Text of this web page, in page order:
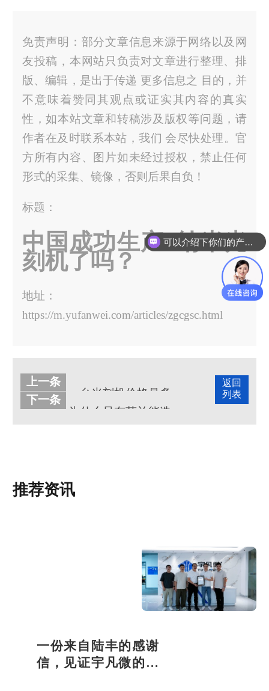
免责声明：部分文章信息来源于网络以及网
友投稿，本网站只负责对文章进行整理、排
版、编辑，是出于传递 更多信息之 目的，并
不意味着赞同其观点或证实其内容的真实
性，如本站文章和转稿涉及版权等问题，请
作者在及时联系本站，我们 会尽快处理。官
方所有内容、图片如未经过授权，禁止任何
形式的采集、镜像，否则后果自负！
标题：
中国成功生产5纳米光
刻机了吗？
地址：
https://m.yufanwei.com/articles/zgcgsc.html
返回
列表
上一条
下一条
推荐资讯
一份来自陆丰的感谢
信，见证宇凡微的社
可以介绍下你们的产品么？